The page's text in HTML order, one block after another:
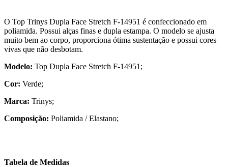
O Top Trinys Dupla Face Stretch F-14951 é confeccionado em
poliamida. Possui alças finas e dupla estampa. O modelo se ajusta
muito bem ao corpo, proporciona ótima sustentação e possui cores
vivas que não desbotam.
Modelo: Top Dupla Face Stretch F-14951;
Cor: Verde;
Marca: Trinys;
Composição: Poliamida / Elastano;
Tabela de Medidas